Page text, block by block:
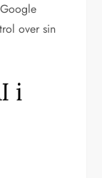
over sin
i